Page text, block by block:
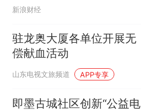
新浪财经
驻龙奥大厦各单位开展无
偿献血活动
山东电视文旅频道 APP专享
即墨古城社区创新“公益电